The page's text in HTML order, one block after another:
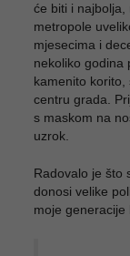
će biti i
metropole
mjesecima i
nekoliko godina
kamenito
centru grada.
s maskom na
uzrok.
Radovalo je što
donosi velike
moje generacije